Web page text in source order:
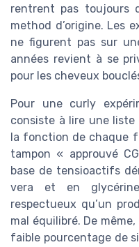
rentrent pas toujours
method d’origine. Les
ne figurent pas sur
années revient à se
pour les cheveux
Pour une curly
consiste à lire une liste
la fonction de chaque
tampon « approuvé
base de tensioactifs
vera et en
respectueux qu’un
mal équilibré. De
faible pourcentage de